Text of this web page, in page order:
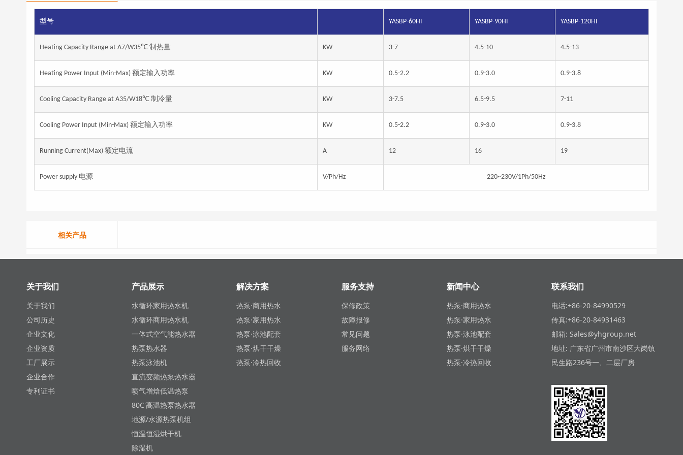
型号 YASBP-60HI YASBP-90HI YASBP-120HI
Heating Capacity Range at A7/W35℃ 制热量 KW 3-7 4.5-10 4.5-13
Heating Power Input (Min-Max) 额定输入功率 KW 0.5-2.2 0.9-3.0 0.9-3.8
Cooling Capacity Range at A35/W18℃ 制冷量 KW 3-7.5 6.5-9.5 7-11
Cooling Power Input (Min-Max) 额定输入功率 KW 0.5-2.2 0.9-3.0 0.9-3.8
Running Current(Max) 额定电流 A 12 16 19
Power supply 电源 V/Ph/Hz 220~230V/1Ph/50Hz
相关产品
关于我们
关于我们
公司历史
企业文化
企业资质
工厂展示
企业合作
专利证书
产品展示
水循环家用热水机
水循环商用热水机
一体式空气能热水器
热泵热水器
热泵泳池机
直流变频热泵热水器
喷气增焓低温热泵
80C'高温热泵热水器
地源/水源热泵机组
恒温恒湿烘干机
除湿机
解决方案
热泵·商用热水
热泵·家用热水
热泵·泳池配套
热泵·烘干干燥
热泵·冷热回收
服务支持
保修政策
故障报修
常见问题
服务网络
新闻中心
热泵·商用热水
热泵·家用热水
热泵·泳池配套
热泵·烘干干燥
热泵·冷热回收
联系我们
电话:+86-20-84990529
传真:+86-20-84931463
邮箱: Sales@yhgroup.net
地址: 广东省广州市南沙区大岗镇
民生路236号一、二层厂房